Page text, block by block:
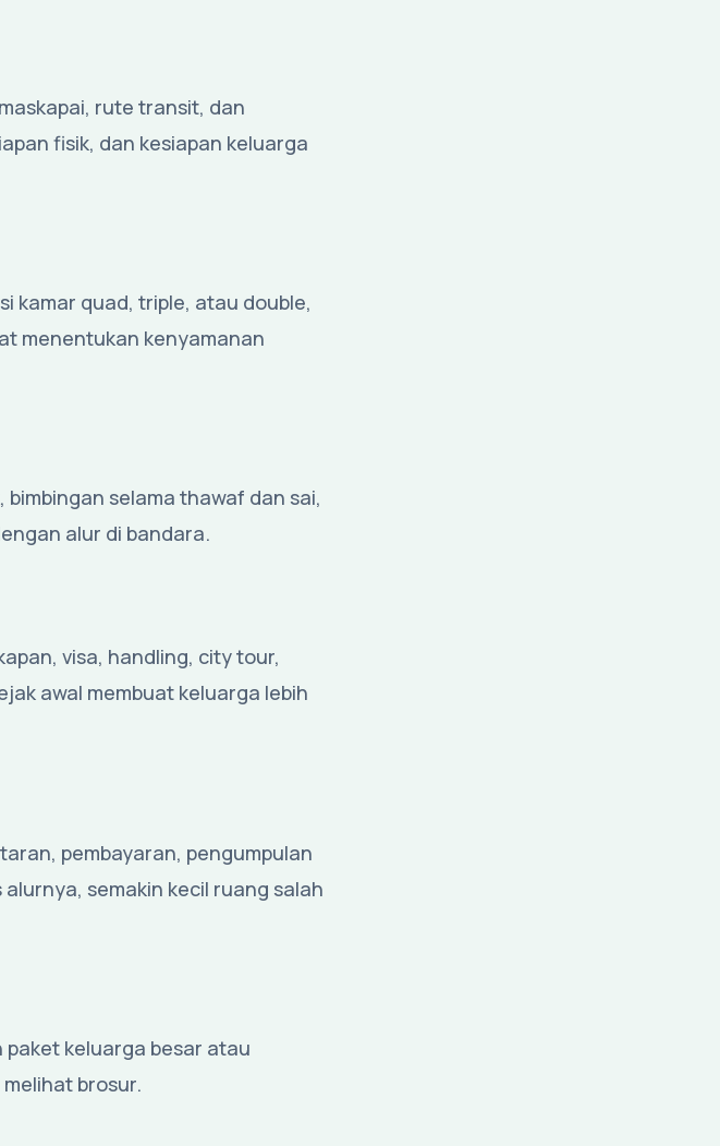
rute transit, dan
fisik, dan kesiapan keluarga
kamar quad, triple, atau double,
menentukan kenyamanan
selama thawaf dan sai,
alur di bandara.
visa, handling, city tour,
awal membuat keluarga lebih
pembayaran, pengumpulan
semakin kecil ruang salah
keluarga besar atau
brosur.